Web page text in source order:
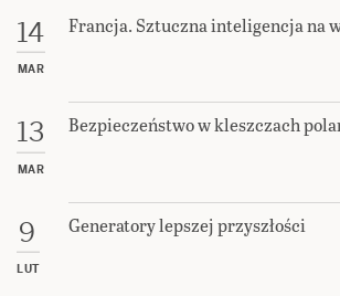
14
MAR
Francja. Sztuczna inteligencja na
13
MAR
Bezpieczeństwo w kleszczach
9
LUT
Generatory lepszej przyszłości